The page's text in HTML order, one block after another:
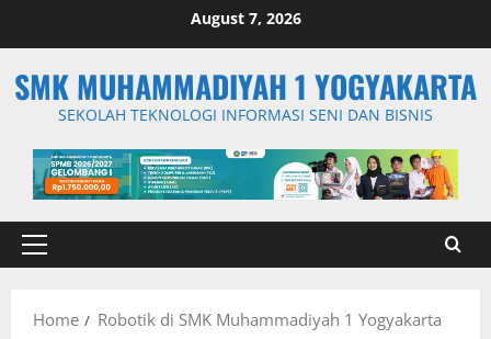
August 7, 2026
SMK MUHAMMADIYAH 1 YOGYAKARTA
SEKOLAH TEKNOLOGI INFORMASI SENI DAN BISNIS
Primary
Home
Robotik di SMK Muhammadiyah 1 Yogyakarta